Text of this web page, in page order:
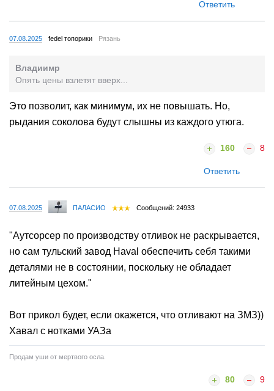
Ответить
07.08.2025 fedel топорики Рязань
Владиимр
Опять цены взлетят вверх...
Это позволит, как минимум, их не повышать. Но,
рыдания соколова будут слышны из каждого утюга.
160 8
Ответить
07.08.2025 ПАЛАСИО Сообщений: 24933
"Аутсорсер по производству отливок не раскрывается,
но сам тульский завод Haval обеспечить себя такими
деталями не в состоянии, поскольку не обладает
литейным цехом."
Вот прикол будет, если окажется, что отливают на ЗМЗ))
Хавал с нотками УАЗа
Продам уши от мертвого осла.
80 9